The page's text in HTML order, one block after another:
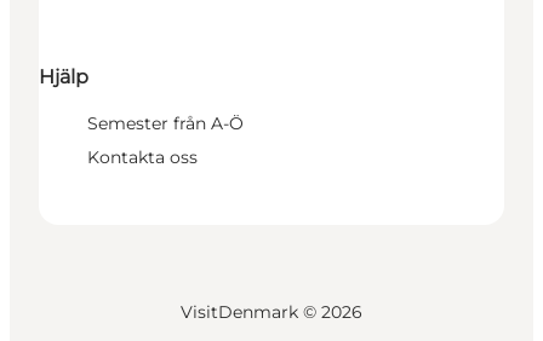
Hjälp
Semester från A-Ö
Kontakta oss
VisitDenmark © 2026